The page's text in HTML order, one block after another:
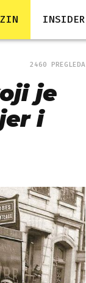
INSIDER
2460 PREGLEDA
je
i